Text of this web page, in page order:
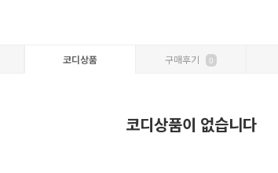
코디상품 구매후기 0
코디상품이 없습니다